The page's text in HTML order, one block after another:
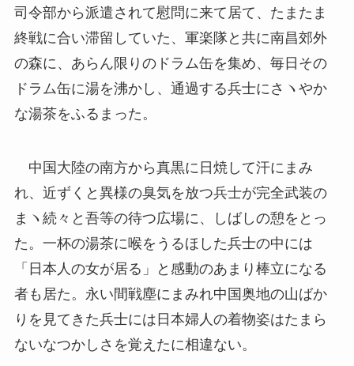
司令部から派遣されて慰問に来て居て、たまたま
終戦に合い滞留していた、軍楽隊と共に南昌郊外
の森に、あらん限りのドラム缶を集め、毎日その
ドラム缶に湯を沸かし、通過する兵士にさヽやか
な湯茶をふるまった。
中国大陸の南方から真黒に日焼して汗にまみ
れ、近ずくと異様の臭気を放つ兵士が完全武装の
まヽ続々と吾等の待つ広場に、しばしの憩をとっ
た。一杯の湯茶に喉をうるほした兵士の中には
「日本人の女が居る」と感動のあまり棒立になる
者も居た。永い間戦塵にまみれ中国奥地の山ばか
りを見てきた兵士には日本婦人の着物姿はたまら
ないなつかしさを覚えたに相違ない。